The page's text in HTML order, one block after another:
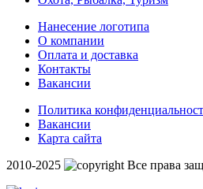
Нанесение логотипа
О компании
Оплата и доставка
Контакты
Вакансии
Политика
Вакансии
Карта сайта
2010-2025
Все права